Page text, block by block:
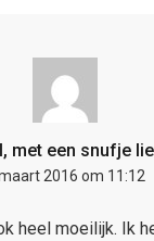
met een snufje
2016 om 11:12
heel moeilijk. Ik